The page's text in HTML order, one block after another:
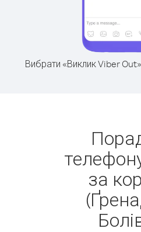
Вибрати «Виклик Viber
за